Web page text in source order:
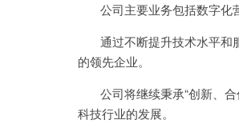
公司主要业务包括数字化营
通过不断提升技术水平和
的领先企业。
公司将继续秉承“创新、合
科技行业的发展。